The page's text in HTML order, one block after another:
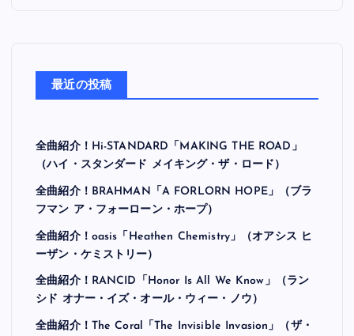
最近の投稿
全曲紹介！Hi-STANDARD「MAKING THE ROAD」
（ハイ・スタンダード メイキング・ザ・ロード）
全曲紹介！BRAHMAN「A FORLORN HOPE」（ブラ
フマン ア・フォーローン・ホープ）
全曲紹介！oasis「Heathen Chemistry」（オアシス ヒ
ーザン・ケミストリー）
全曲紹介！RANCID「Honor Is All We Know」（ラン
シド オナー・イズ・オール・ウィー・ノウ）
全曲紹介！The Coral「The Invisible Invasion」（ザ・